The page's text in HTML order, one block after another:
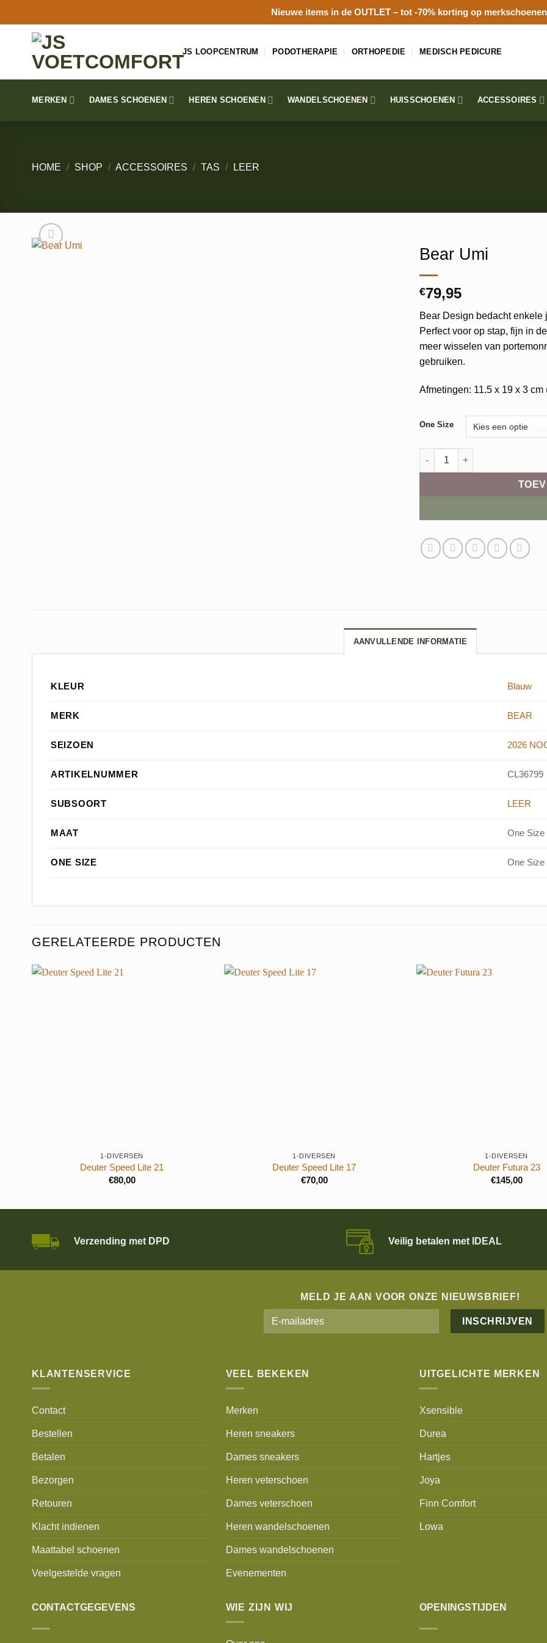
naar
Nieuwe items in de OUTLET– tot -70% korting op
JS LOOPCENTRUM PODOTHERAPIE ORTHOPEDIE MEDISCH PEDICURE
MERKEN DAMES SCHOENEN HEREN SCHOENEN WANDELSCHOENEN HUISSCHOENEN ACCESSOIRES
HOME / SHOP / ACCESSOIRES / TAS / LEER
Bear Umi
€79,95
Bear Design bedacht
Perfect voor op stap, fijn in
meer wisselen van
gebruiken.
Afmetingen: 11.5 x 19 x 3 cm
One Size
Bear Umi aantal
Alternative:
AANVULLENDE INFORMATIE
KLEUR Blauw
MERK BEAR
SEIZOEN 2026
ARTIKELNUMMER CL36799
SUBSOORT LEER
MAAT One Size
ONE SIZE One Size
GERELATEERDE PRODUCTEN
1-DIVERSEN
Deuter Speed Lite 21
€80,00
1-DIVERSEN
Deuter Speed Lite 17
€70,00
1-DIVERSEN
Deuter Futura 23
€145,00
Verzending met DPD Veilig betalen met IDEAL
MELD JE AAN VOOR ONZE NIEUWSBRIEF!
KLANTENSERVICE
Contact
Bestellen
Betalen
Bezorgen
Retouren
Klacht indienen
Maattabel schoenen
Veelgestelde vragen
VEEL BEKEKEN
Merken
Heren sneakers
Dames sneakers
Heren veterschoen
Dames veterschoen
Heren wandelschoenen
Dames wandelschoenen
Evenementen
UITGELICHTE MERKEN
Xsensible
Durea
Hartjes
Joya
Finn Comfort
Lowa
CONTACTGEGEVENS WIE ZIJN WIJ OPENINGSTIJDEN